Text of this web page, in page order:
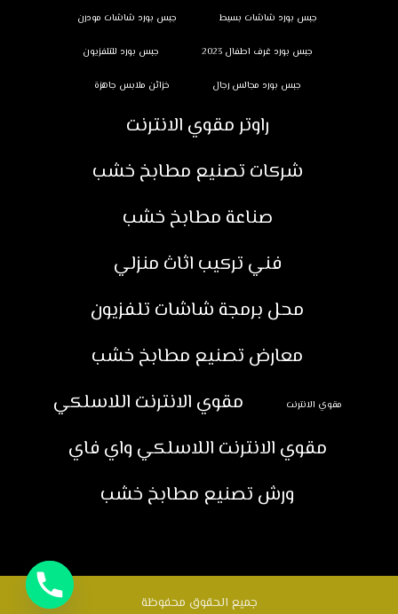
جبس بورد شاشات بسيط جبس بورد شاشات مودرن
جبس بورد غرف اطفال 2023 جبس بورد للتلفزيون
جبس بورد مجالس رجال خزائن ملابس جاهزة
راوتر مقوي الانترنت
شركات تصنيع مطابخ خشب
صناعة مطابخ خشب
فني تركيب اثاث منزلي
محل برمجة شاشات تلفزيون
معارض تصنيع مطابخ خشب
مقوي الانترنت
مقوي الانترنت اللاسلكي
مقوي الانترنت اللاسلكي واي فاي
ورش تصنيع مطابخ خشب
جميع الحقوق محفوظة